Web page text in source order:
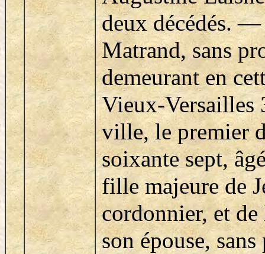
deux décédés.
Matrand, sans
demeurant en
Vieux-Versailles
ville, le premier
soixante sept,
fille majeure de
cordonnier, et
son épouse,